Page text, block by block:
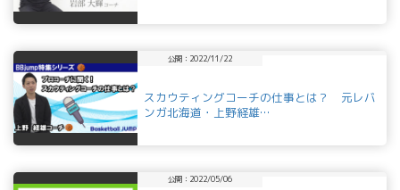
公開：2022/11/22
スカウティングコーチの仕事とは？ 元レバ
ンガ北海道・上野経雄…
公開：2022/05/06